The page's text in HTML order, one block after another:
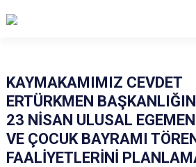
Adalar
Avcılar
Bağcılar
Fatih
Gaziosmanpaşa
Güngören
KAYMAKAMIMIZ CEVDET
ERTÜRKMEN
23 NİSAN ULUSAL
VE ÇOCUK BAYRAMI
FAALİYETLERİNİ